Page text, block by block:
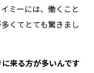
ミーには、働くこと
くてとても驚きまし
来る方が多いんです